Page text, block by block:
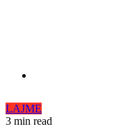
LAJME
3 min read